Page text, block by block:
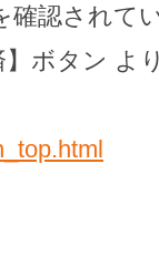
認されて
ボタン よ